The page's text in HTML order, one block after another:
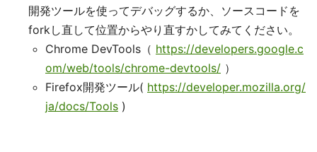
開発ツールを使ってデバッグするか、ソースコードを
forkし直して位置からやり直すかしてみてください。
Chrome DevTools（ https://developers.google.c
om/web/tools/chrome-devtools/ ）
Firefox開発ツール( https://developer.mozilla.org/
ja/docs/Tools )